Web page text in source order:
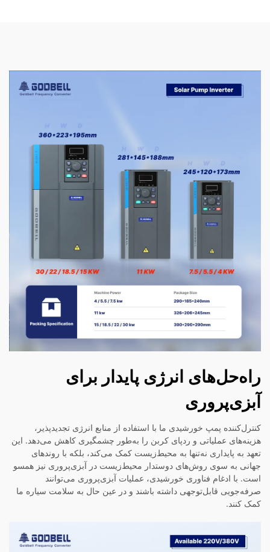
راه‌حل‌های انرژی پایدار برای
آبزی‌پروری
کنترل‌کننده پمپ خورشیدی ما با استفاده از منابع انرژی تجدیدپذیر،
هزینه‌های عملیاتی و ردپای کربن را به‌طور چشمگیری کاهش می‌دهد. این
تعهد به پایداری نه‌تنها به محیط‌زیست کمک می‌کند، بلکه با روندهای
جهانی به سوی روش‌های دوستدار محیط‌زیست در آبزی‌پروری نیز همسو
است. با ادغام فناوری خورشیدی، عملیات آبزی‌پروری می‌توانند
صرفه‌جویی قابل‌توجهی داشته باشند و در عین حال به سلامت سیاره ما
کمک کنند.